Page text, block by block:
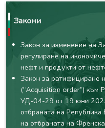
Законопроект за
лекарствените
Законопроект за
Наказателно-
Законопроект за
по пътищата
Законопроект за
чужденците в
Закони
Закон за изменение на
регулиране на
нефт и продукти от
Закон за ратифициране
(“Acquisition order”) към
УД-04-29 от 19 юни
отбраната на
на отбраната на